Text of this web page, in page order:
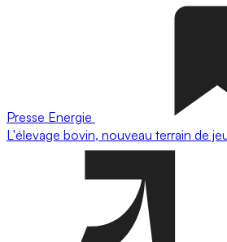
Presse Energie
L'élevage bovin, nouveau terrain de